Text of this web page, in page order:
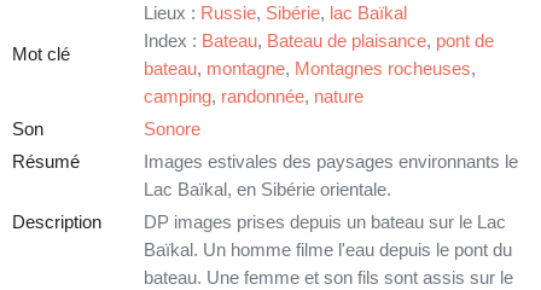
Mot clé
Lieux : Russie, Sibérie, lac Baïkal
Index : Bateau, Bateau de plaisance, pont de
bateau, montagne, Montagnes rocheuses,
camping, randonnée, nature
Son
Sonore
Résumé
Images estivales des paysages environnants le
Lac Baïkal, en Sibérie orientale.
Description
DP images prises depuis un bateau sur le Lac
Baïkal. Un homme filme l'eau depuis le pont du
bateau. Une femme et son fils sont assis sur le